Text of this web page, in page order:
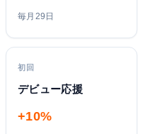
毎月29日
初回
デビュー応援
+10%